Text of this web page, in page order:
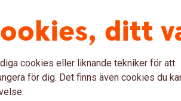
- skriv kontrakt
ska hyran vara betald? Vad
Skottning, gräsklippning?
det uppstår en vattenläcka i
ditt
cookies eller liknande tekniker för att
för dig. Det finns även cookies du